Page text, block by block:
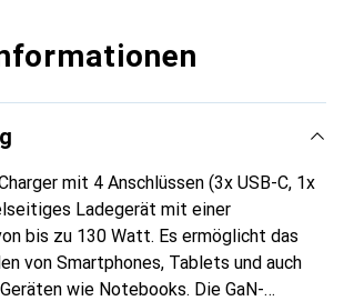
mit 4 Anschlüssen (3x USB-C, 1x
Ladegerät mit einer
bis zu 130 Watt. Es ermöglicht das
von Smartphones, Tablets und auch
wie Notebooks. Die GaN-